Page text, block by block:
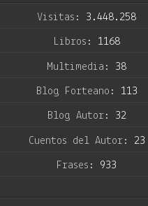
Visitas: 3.448.258
Libros: 1168
Multimedia: 38
Blog Forteano: 113
Blog Autor: 32
Cuentos del Autor: 23
Frases: 933